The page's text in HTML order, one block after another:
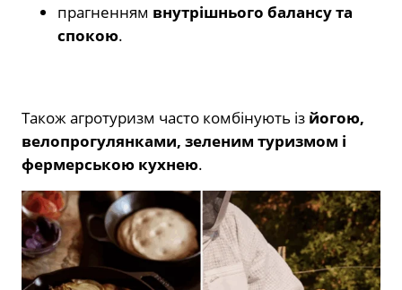
прагненням внутрішнього балансу та
спокою.
Також агротуризм часто комбінують із йогою,
велопрогулянками, зеленим туризмом і
фермерською кухнею.